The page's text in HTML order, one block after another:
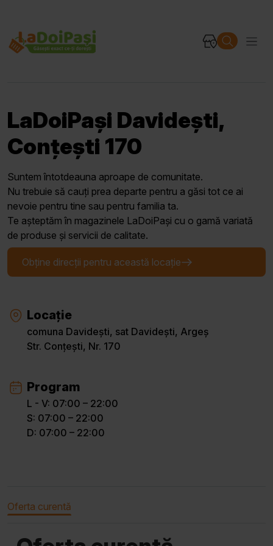
LaDoiPași Davidești,
Conțești 170
Suntem întotdeauna aproape de comunitate.
Nu trebuie să cauți prea departe pentru a găsi tot ce ai
nevoie pentru tine sau pentru familia ta.
Te așteptăm în magazinele LaDoiPași cu o gamă variată
de produse și servicii de calitate.
Obține direcții pentru această locație
Locație
comuna Davidești, sat Davidești, Argeș
Str. Conțești, Nr. 170
Program
L - V: 07:00 – 22:00
S: 07:00 – 22:00
D: 07:00 – 22:00
Oferta curentă